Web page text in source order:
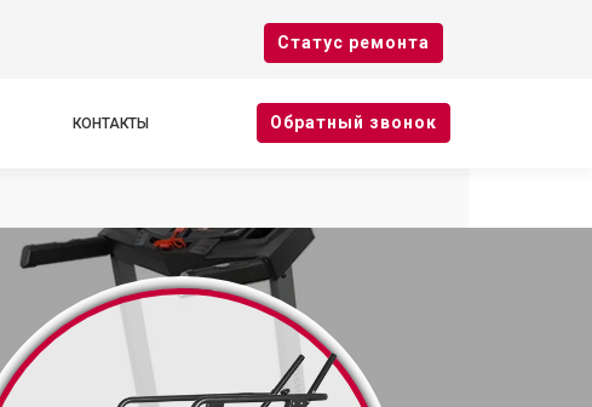
Cтатус ремонта
КОНТАКТЫ Oбратный звонок